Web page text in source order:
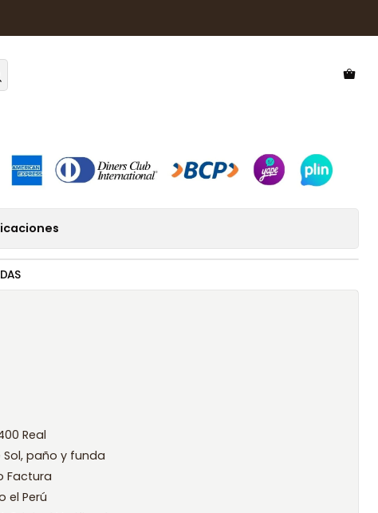
Sol Hawkers Chazara HCHA20CBX0
Chazara
Real
Sol, paño y funda
Factura
el Perú